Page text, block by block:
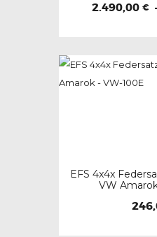
2.490,00 €
EFS 4x4x
VW